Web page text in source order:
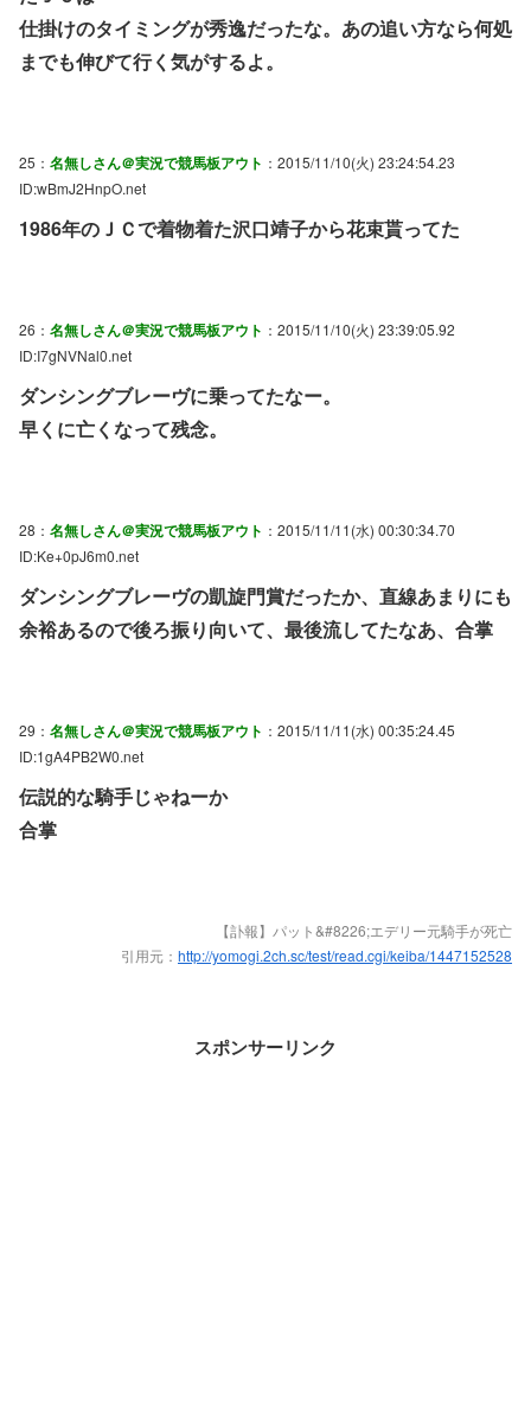
仕掛けのタイミングが秀逸だったな。あの追い方なら何処
までも伸びて行く気がするよ。
25： 名無しさん＠実況で競馬板アウト ：2015/11/10(火) 23:24:54.23
ID:wBmJ2HnpO.net
1986年のＪＣで着物着た沢口靖子から花束貰ってた
26： 名無しさん＠実況で競馬板アウト ：2015/11/10(火) 23:39:05.92
ID:I7gNVNal0.net
ダンシングブレーヴに乗ってたなー。
早くに亡くなって残念。
28： 名無しさん＠実況で競馬板アウト ：2015/11/11(水) 00:30:34.70
ID:Ke+0pJ6m0.net
ダンシングブレーヴの凱旋門賞だったか、直線あまりにも
余裕あるので後ろ振り向いて、最後流してたなあ、合掌
29： 名無しさん＠実況で競馬板アウト ：2015/11/11(水) 00:35:24.45
ID:1gA4PB2W0.net
伝説的な騎手じゃねーか
合掌
【訃報】パット&#8226;エデリー元騎手が死亡
引用元： http://yomogi.2ch.sc/test/read.cgi/keiba/1447152528
スポンサーリンク